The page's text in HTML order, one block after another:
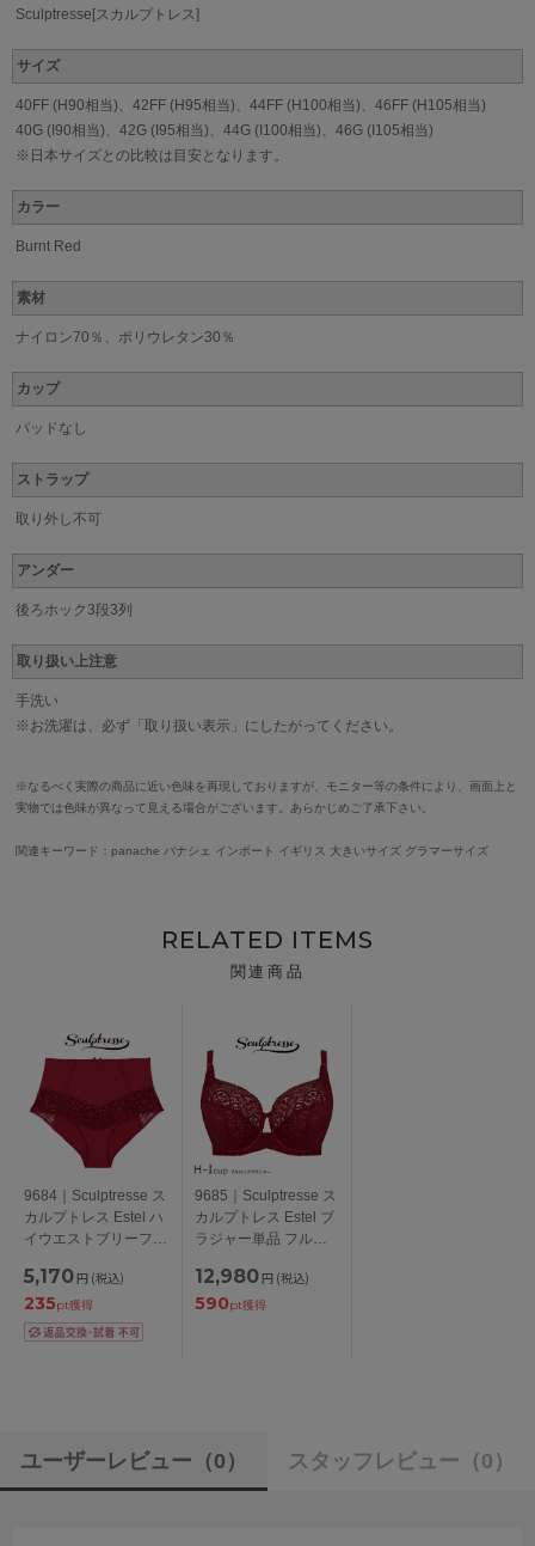
Sculptresse[スカルプトレス]
サイズ
40FF (H90相当)、42FF (H95相当)、44FF (H100相当)、46FF (H105相当)
40G (I90相当)、42G (I95相当)、44G (I100相当)、46G (I105相当)
※日本サイズとの比較は目安となります。
カラー
Burnt Red
素材
ナイロン70％、ポリウレタン30％
カップ
パッドなし
ストラップ
取り外し不可
アンダー
後ろホック3段3列
取り扱い上注意
手洗い
※お洗濯は、必ず「取り扱い表示」にしたがってください。
※なるべく実際の商品に近い色味を再現しておりますが、モニター等の条件により、画面上と
実物では色味が異なって見える場合がございます。あらかじめご了承下さい。
関連キーワード：panache パナシェ インポート イギリス 大きいサイズ グラマーサイズ
RELATED ITEMS
関連商品
9684｜Sculptresse ス
カルプトレス Estel ハ
イウエストブリーフ
5,170 円 (税込)
235pt獲得
9685｜Sculptresse ス
カルプトレス Estel ブ
ラジャー単品 フルカ
I/90-105
12,980 円 (税込)
590pt獲得
ユーザーレビュー （0） スタッフレビュー （0）